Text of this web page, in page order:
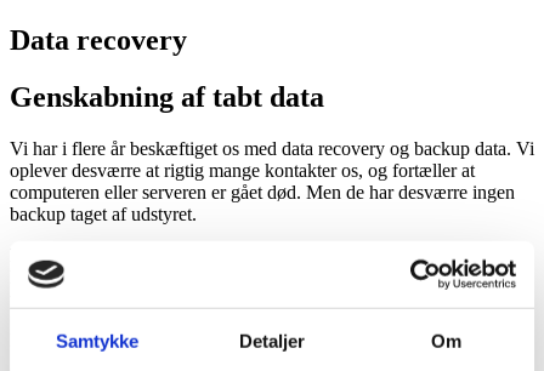
Samtykke Detaljer Om
Data recovery
Genskabning af tabt data
Vi har i flere år beskæftiget os med data recovery og backup data. Vi
oplever desværre at rigtig mange kontakter os, og fortæller at
computeren eller serveren er gået død. Men de har desværre ingen
backup taget af udstyret.
Har du brug for vejledning omkring backupløsninger, så kontakt os.
På den måde sikrer du dig, at du er i stand til at genskabe dine data i
Har du vigtige data på en computer, som er gået ned? Så kan vi ofte